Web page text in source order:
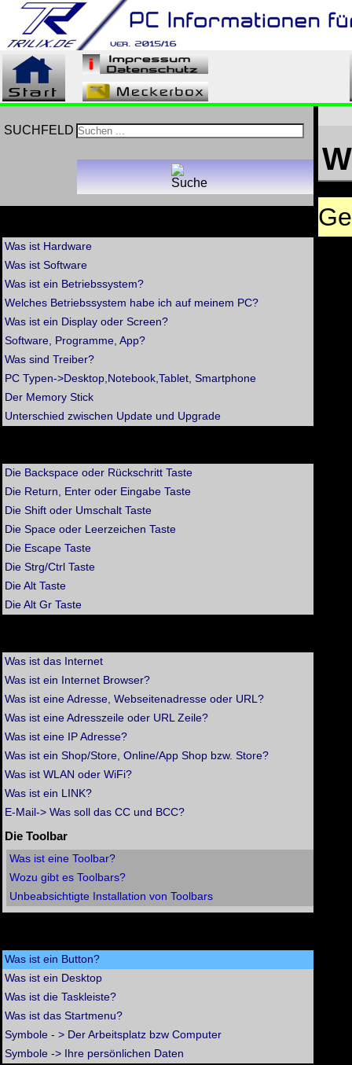
SUCHFELD
Was ist Hardware
Was ist Software
Was ist ein Betriebssystem?
Welches Betriebssystem habe ich auf meinem PC?
Was ist ein Display oder Screen?
Software, Programme, App?
Was sind Treiber?
PC Typen->Desktop,Notebook,Tablet, Smartphone
Der Memory Stick
Unterschied zwischen Update und Upgrade
Die Backspace oder Rückschritt Taste
Die Return, Enter oder Eingabe Taste
Die Shift oder Umschalt Taste
Die Space oder Leerzeichen Taste
Die Escape Taste
Die Strg/Ctrl Taste
Die Alt Taste
Die Alt Gr Taste
Was ist das Internet
Was ist ein Internet Browser?
Was ist eine Adresse, Webseitenadresse oder URL?
Was ist eine Adresszeile oder URL Zeile?
Was ist eine IP Adresse?
Was ist ein Shop/Store, Online/App Shop bzw. Store?
Was ist WLAN oder WiFi?
Was ist ein LINK?
E-Mail-> Was soll das CC und BCC?
Die Toolbar
Was ist eine Toolbar?
Wozu gibt es Toolbars?
Unbeabsichtigte Installation von Toolbars
Was ist ein Button?
Was ist ein Desktop
Was ist die Taskleiste?
Was ist das Startmenu?
Symbole - > Der Arbeitsplatz bzw Computer
Symbole -> Ihre persönlichen Daten